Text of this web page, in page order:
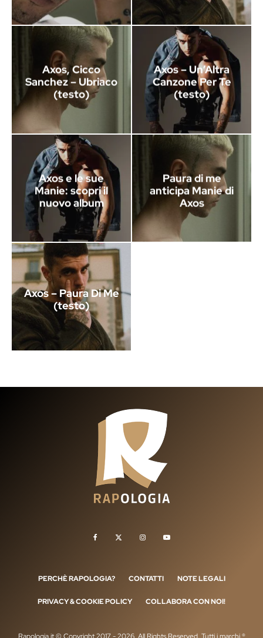
Axos, Cicco
Sanchez – Ubriaco
(testo)
Axos – Un’Altra
Canzone Per Te
(testo)
Axos e le sue
Manie: scopri il
nuovo album
Paura di me
anticipa Manie di
Axos
Axos – Paura Di Me
(testo)
PERCHÈ RAPOLOGIA? CONTATTI NOTE LEGALI
PRIVACY & COOKIE POLICY COLLABORA CON NOI!